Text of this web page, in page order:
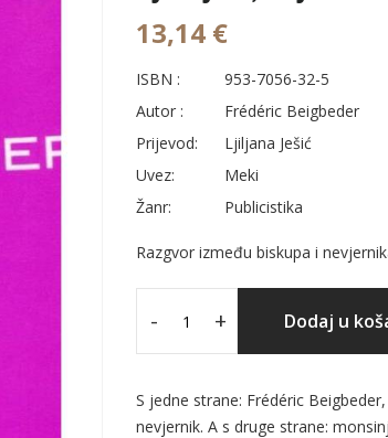
13,14 €
ISBN :
953-7056-32-5
Autor :
Frédéric Beigbeder
Prijevod:
Ljiljana Ješić
Uvez:
Meki
Žanr:
Publicistika
Razgvor između biskupa i
- + Dodaj u
S jedne strane: Frédéric
nevjernik. A s druge strane: